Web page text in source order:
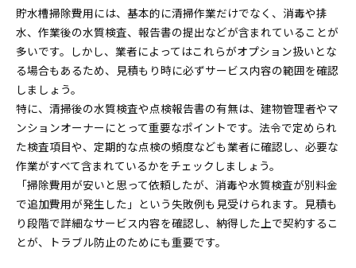
貯水槽掃除費用には、基本的に清掃作業だけでなく、消毒や排
水、作業後の水質検査、報告書の提出などが含まれていることが
多いです。しかし、業者によってはこれらがオプション扱いとな
る場合もあるため、見積もり時に必ずサービス内容の範囲を確認
しましょう。
特に、清掃後の水質検査や点検報告書の有無は、建物管理者やマ
ンションオーナーにとって重要なポイントです。法令で定められ
た検査項目や、定期的な点検の頻度なども業者に確認し、必要な
作業がすべて含まれているかをチェックしましょう。
「掃除費用が安いと思って依頼したが、消毒や水質検査が別料金
で追加費用が発生した」という失敗例も見受けられます。見積も
り段階で詳細なサービス内容を確認し、納得した上で契約するこ
とが、トラブル防止のためにも重要です。